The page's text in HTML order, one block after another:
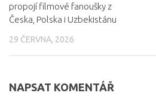
propojí filmové fanoušky z
Česka, Polska i Uzbekistánu
29 ČERVNA, 2026
NAPSAT KOMENTÁŘ